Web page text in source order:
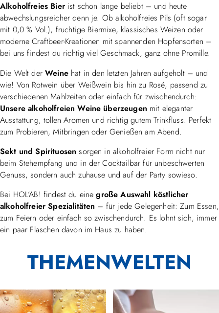
Alkoholfreies Bierist schon lange beliebt – und heute
abwechslungsreicher denn je. Ob alkoholfreies Pils (oft sogar
mit 0,0 % Vol.), fruchtige Biermixe, klassisches Weizen oder
moderne Craftbeer-Kreationen mit spannenden Hopfensorten –
bei uns findest du richtig viel Geschmack, ganz ohne Promille.
Die Welt derWeinehat in den letzten Jahren aufgeholt – und
wie! Von Rotwein über Weißwein bis hin zu Rosé, passend zu
verschiedenen Mahlzeiten oder einfach für zwischendurch:
Unsere alkoholfreien Weine überzeugen mit eleganter
Ausstattung, tollen Aromen und richtig gutem Trinkfluss. Perfekt
zum Probieren, Mitbringen oder Genießen am Abend.
Sekt und Spirituosen sorgen in alkoholfreier Form nicht nur
beim Stehempfang und in der Cocktailbar für unbeschwerten
Genuss, sondern auch zuhause und auf der Party sowieso.
Bei HOL’AB! findest du einegroße Auswahl köstlicher
alkoholfreier Spezialitäten – für jede Gelegenheit: Zum Essen,
zum Feiern oder einfach so zwischendurch. Es lohnt sich, immer
ein paar Flaschen davon im Haus zu haben.
THEMENWELTEN